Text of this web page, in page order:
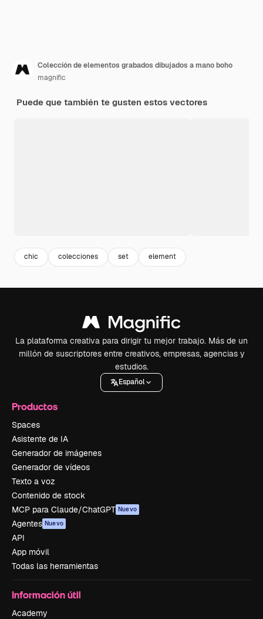
Colección de elementos grabados dibujados a mano boho
magnific
Puede que también te gusten estos vectores
chic colecciones set element
La plataforma creativa para dirigir tu mejor trabajo. Más de un
millón de suscriptores entre creativos, empresas, agencias y
estudios.
Español
Productos
Spaces
Asistente de IA
Generador de imágenes
Generador de vídeos
Texto a voz
Contenido de stock
MCP para Claude/ChatGPT Nuevo
Agentes Nuevo
API
App móvil
Todas las herramientas
Información útil
Academy